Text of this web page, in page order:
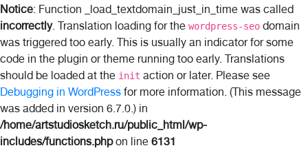
Notice: Function _load_textdomain_just_in_time was called
incorrectly. Translation loading for the wordpress-seo domain
was triggered too early. This is usually an indicator for some
code in the plugin or theme running too early. Translations
should be loaded at the init action or later. Please see
Debugging in WordPress for more information. (This message
was added in version 6.7.0.) in
/home/artstudiosketch.ru/public_html/wp-
includes/functions.phpon line 6131